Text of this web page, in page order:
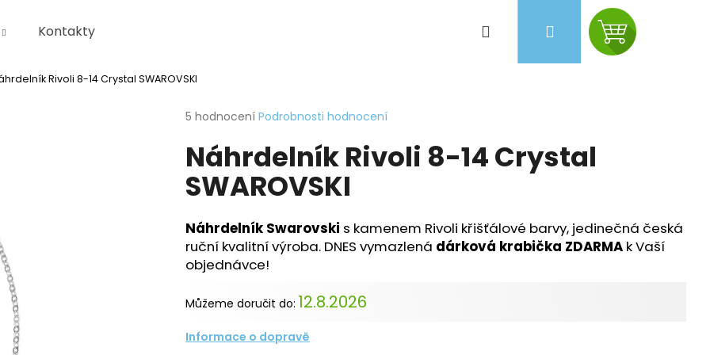
Kontakty PřihlášeníNákupní
Rivoli 8-14 Crystal SWAROVSKI
Průměrné
produktu
je
4,6
z
hvězdiček.
5 hodnocení Podrobnosti hodnocení
Náhrdelník Rivoli 8-14 Crystal
SWAROVSKI
Náhrdelník Swarovski s kamenem Rivoli křišťálové barvy, jedinečná česká
ruční kvalitní výroba. DNES vymazlená dárková krabička ZDARMA k Vaší
objednávce!
Můžeme doručit do: 12.8.2026
Informace o dopravě
Co potřebujete najít?
HLEDAT